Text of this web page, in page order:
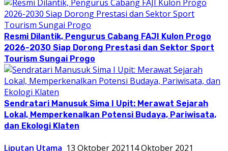
Resmi Dilantik, Pengurus Cabang FAJI Kulon Progo
2026-2030 Siap Dorong Prestasi dan Sektor Sport
Tourism Sungai Progo
Sendratari Manusuk Sima I Upit: Merawat Sejarah
Lokal, Memperkenalkan Potensi Budaya, Pariwisata,
dan Ekologi Klaten
Liputan Utama 13 Oktober 2021 14 Oktober 2021